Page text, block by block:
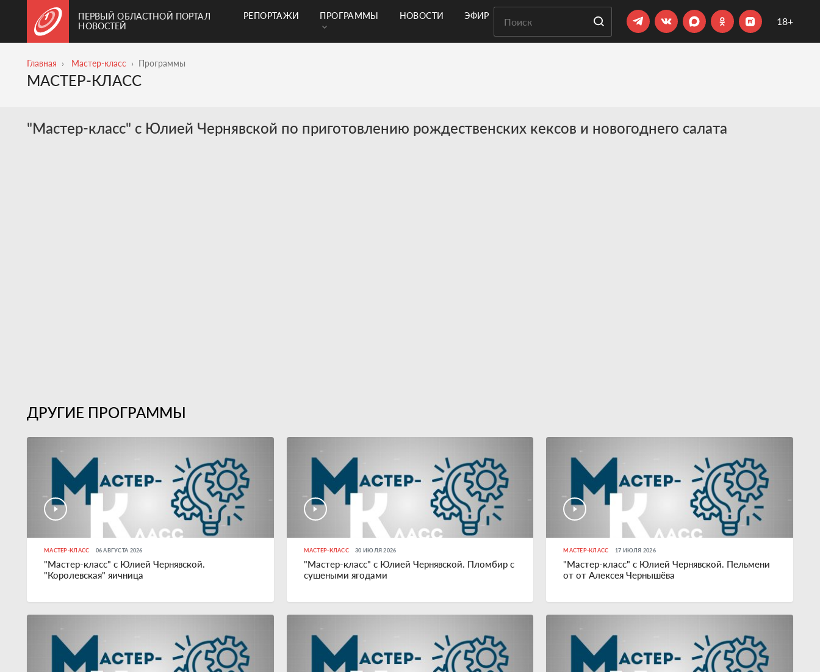
ПЕРВЫЙ ОБЛАСТНОЙ ПОРТАЛ
НОВОСТЕЙ
РЕПОРТАЖИ ПРОГРАММЫ НОВОСТИ ЭФИР 18+
Главная Мастер-класс Программы
МАСТЕР-КЛАСС
"Мастер-класс" с Юлией Чернявской по приготовлению рождественских кексов и новогоднего салата
ДРУГИЕ ПРОГРАММЫ
МАСТЕР-КЛАСС 06 АВГУСТА 2026
"Мастер-класс" с Юлией Чернявской.
"Королевская" яичница
МАСТЕР-КЛАСС 30 ИЮЛЯ 2026
"Мастер-класс" с Юлией Чернявской. Пломбир с
сушеными ягодами
МАСТЕР-КЛАСС 17 ИЮЛЯ 2026
"Мастер-класс" с Юлией Чернявской. Пельмени
от от Алексея Чернышёва